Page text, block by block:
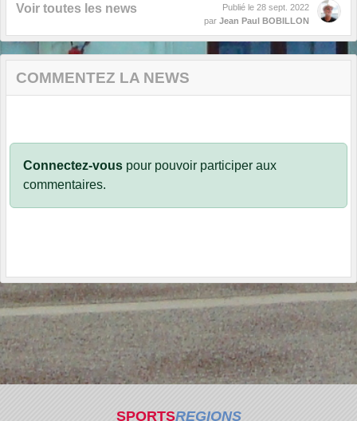
Voir toutes les news Publié le 28 sept. 2022
par Jean Paul BOBILLON
COMMENTEZ LA NEWS
Connectez-vous pour pouvoir participer aux
commentaires.
SPORTSREGIONS